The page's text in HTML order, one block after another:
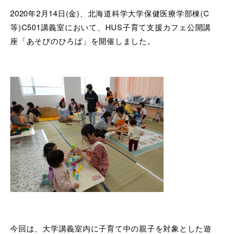
2020年2月14日(金)、北海道科学大学保健医療学部棟(C
等)C501講義室において、HUS子育て支援カフェ公開講
座「あそびのひろば」を開催しました。
今回は、大学講義室内に子育て中の親子を対象とした遊